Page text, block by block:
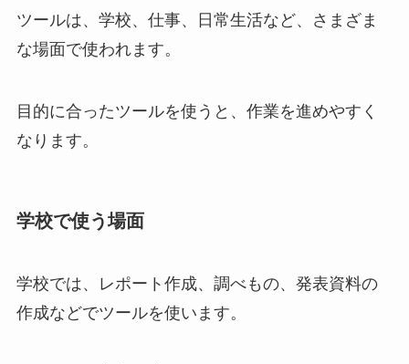
ツールは、学校、仕事、日常生活など、さまざま
な場面で使われます。
目的に合ったツールを使うと、作業を進めやすく
なります。
学校で使う場面
学校では、レポート作成、調べもの、発表資料の
作成などでツールを使います。